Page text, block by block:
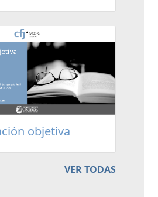
objetiva
VER TODAS